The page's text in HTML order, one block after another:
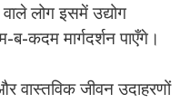
लोग इसमें उद्योग
कदम मार्गदर्शन पाएँगे।
वास्तविक जीवन उदाहरणों